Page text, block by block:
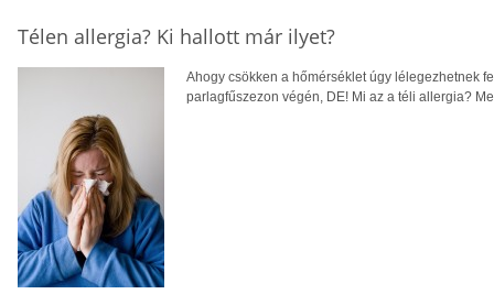
Télen allergia? Ki hallott már ilyet?
Ahogy csökken a hőmérséklet úgy lélegezhetnek
parlagfűszezon végén, DE! Mi az a téli allergia?